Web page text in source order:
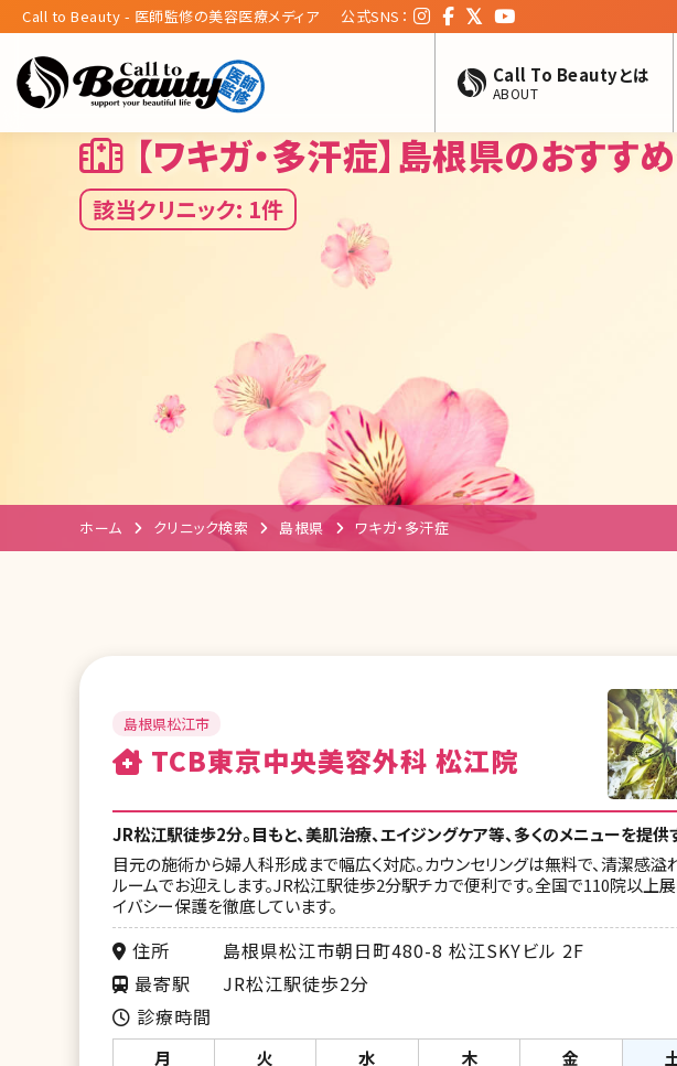
Call to Beauty - 医師監修の美容医療メディア 公式SNS：
Call To Beautyとは
ABOUT
【ワキガ・多汗症】島根県のおすす
該当クリニック: 1件
ホーム クリニック検索 島根県 ワキガ・多汗症
島根県松江市
TCB東京中央美容外科 松江院
JR松江駅徒歩2分。目もと、美肌治療、エイジングケア等、多くのメニューを提
目元の施術から婦人科形成まで幅広く対応。カウンセリングは無料で、清潔感溢
ルームでお迎えします。JR松江駅徒歩2分駅チカで便利です。全国で110院以上
イバシー保護を徹底しています。
住所
島根県松江市朝日町480-8 松江SKYビル 2F
最寄駅
JR松江駅徒歩2分
診療時間
月 火 水 木 金